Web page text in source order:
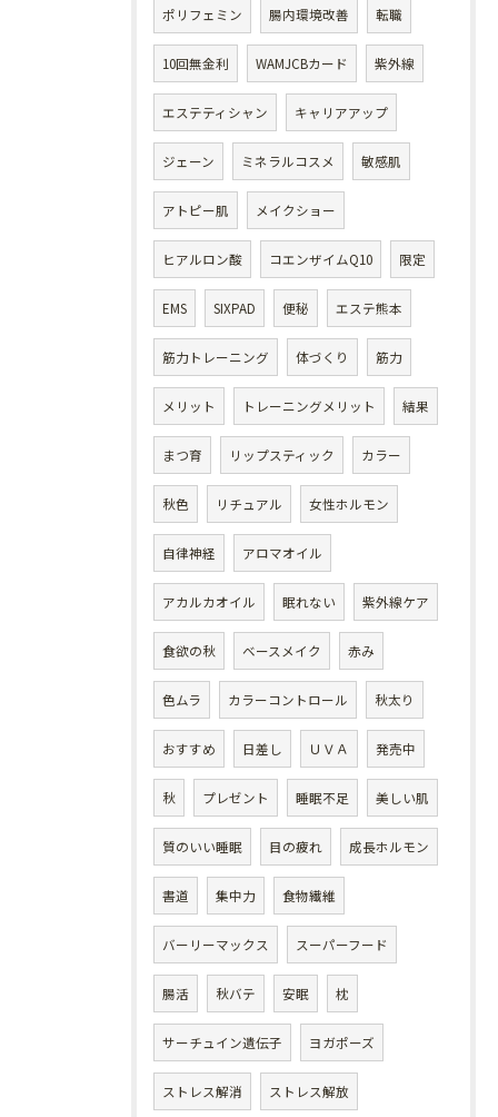
ポリフェミン 腸内環境改善 転職
10回無金利 WAMJCBカード 紫外線
エステティシャン キャリアアップ
ジェーン ミネラルコスメ 敏感肌
アトピー肌 メイクショー
ヒアルロン酸 コエンザイムQ10 限定
EMS SIXPAD 便秘 エステ熊本
筋力トレーニング 体づくり 筋力
メリット トレーニングメリット 結果
まつ育 リップスティック カラー
秋色 リチュアル 女性ホルモン
自律神経 アロマオイル
アカルカオイル 眠れない 紫外線ケア
食欲の秋 ベースメイク 赤み
色ムラ カラーコントロール 秋太り
おすすめ 日差し ＵＶＡ 発売中
秋 プレゼント 睡眠不足 美しい肌
質のいい睡眠 目の疲れ 成長ホルモン
書道 集中力 食物繊維
バーリーマックス スーパーフード
腸活 秋バテ 安眠 枕
サーチュイン遺伝子 ヨガポーズ
ストレス解消 ストレス解放